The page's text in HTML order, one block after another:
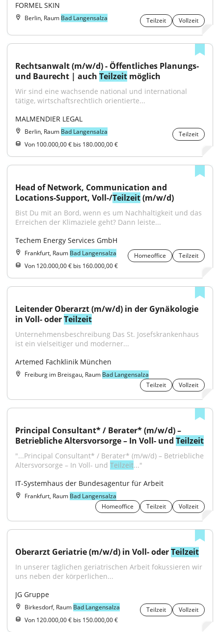
FORMEL SKIN
Berlin, Raum Bad Langensalza Teilzeit Vollzeit
Rechtsanwalt (m/w/d) - Öffentliches Planungs-
und Baurecht | auch Teilzeit möglich
Wir sind eine wachsende national und international
tätige, wirtschaftsrechtlich orientierte...
MALMENDIER LEGAL
Berlin, Raum Bad Langensalza
Teilzeit
Von 100.000,00 € bis 180.000,00 €
Head of Network, Communication and
Locations-Support, Voll-/Teilzeit (m/w/d)
Bist Du mit an Bord, wenn es um Nachhaltigkeit und das
Erreichen der Klimaziele geht? Dann leiste...
Techem Energy Services GmbH
Frankfurt, Raum Bad Langensalza Homeoffice
Teilzeit
Von 120.000,00 € bis 160.000,00 €
Leitender Oberarzt (m/w/d) in der Gynäkologie
in Voll- oder Teilzeit
Unternehmensbeschreibung Das St. Josefskrankenhaus
ist ein vielseitiger und moderner...
Artemed Fachklinik München
Freiburg im Breisgau, Raum Bad Langensalza
Teilzeit
Vollzeit
Principal Consultant* / Berater* (m/w/d) –
Betriebliche Altersvorsorge – In Voll- und Teilzeit
"...Principal Consultant* / Berater* (m/w/d) – Betriebliche
Altersvorsorge – In Voll- und Teilzeit..."
IT-Systemhaus der Bundesagentur für Arbeit
Frankfurt, Raum Bad Langensalza
Homeoffice
Teilzeit Vollzeit
Oberarzt Geriatrie (m/w/d) in Voll- oder Teilzeit
In unserer täglichen geriatrischen Arbeit fokussieren wir
uns neben der körperlichen...
JG Gruppe
Birkesdorf, Raum Bad Langensalza Teilzeit
Vollzeit
Von 120.000,00 € bis 150.000,00 €